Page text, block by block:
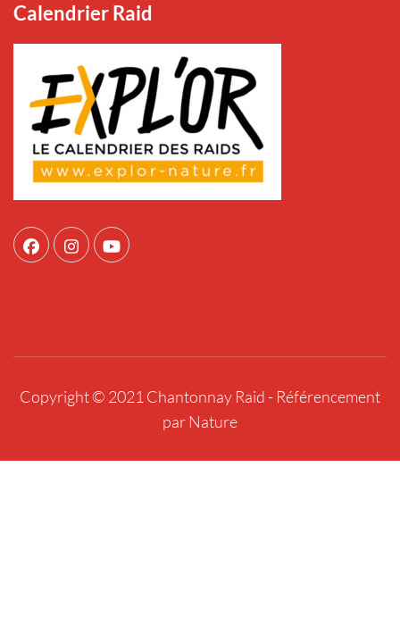
Calendrier Raid
Copyright © 2021 Chantonnay Raid - Référencement
par Nature